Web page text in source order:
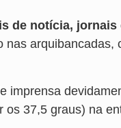
de notícia, jornais
nas
imprensa
os 37,5 graus) na